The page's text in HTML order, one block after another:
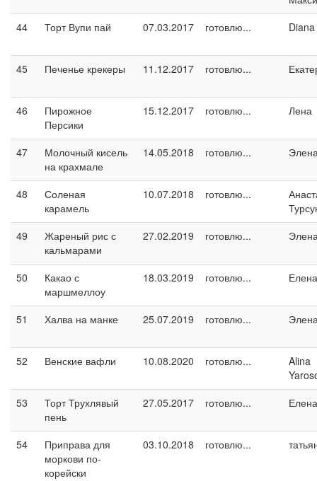
44
Торт Вупи пай 07.03.2017 готовлю... Diana
45 Печенье крекеры 11.12.2017 готовлю...
46
Пирожное
Персики
15.12.2017 готовлю... Лена
47
Молочный кисель
на крахмале
14.05.2018 готовлю...
48
Соленая
карамель
10.07.2018 готовлю...
49
Жареный рис с
кальмарами
27.02.2019 готовлю...
50
Какао с
маршмеллоу
18.03.2019 готовлю...
51 Халва на манке 25.07.2019 готовлю...
52 Венские вафли 10.08.2020 готовлю...
Alina
53
Торт Трухлявый
пень
27.05.2017 готовлю...
54
Приправа для
моркови по-
корейски
03.10.2018 готовлю...